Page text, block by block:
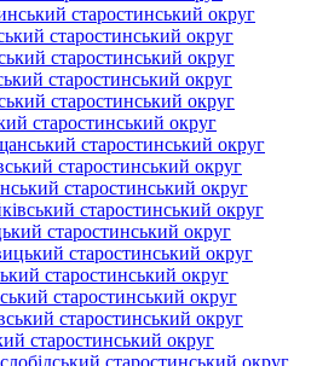
старостинський округ
старостинський округ
старостинський округ
старостинський округ
старостинський округ
старостинський округ
старостинський округ
старостинський округ
старостинський округ
старостинський округ
старостинський округ
старостинський округ
старостинський округ
старостинський округ
старостинський округ
старостинський округ
старостинський округ